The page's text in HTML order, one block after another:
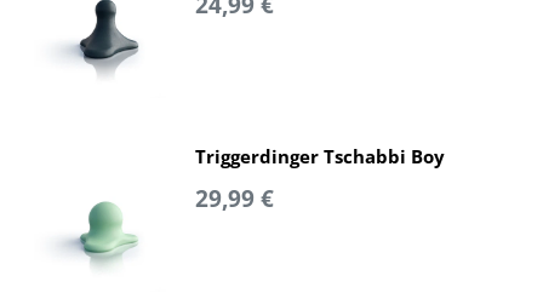
Triggerdinger Tschabbi Boy
29,99 €